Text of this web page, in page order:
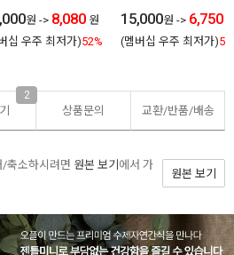
원 -> 8,080 원
십 우주 최저가)52%
55g
15,000원 -> 6,750
(멤버십 우주 최저가)
2
상품문의 교환/반품/배송
축소하시려면 원본 보기 에서 가
원본 보기